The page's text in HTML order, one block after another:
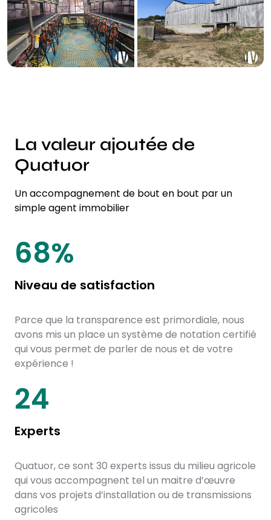
La valeur ajoutée de
Quatuor
Un accompagnement de bout en bout par un
simple agent immobilier
87%
Niveau de satisfaction
Parce que la transparence est primordiale, nous
avons mis un place un système de notation certifié
qui vous permet de parler de nous et de votre
expérience !
30
Experts
Quatuor, ce sont 30 experts issus du milieu agricole
qui vous accompagnent tel un maitre d’œuvre
dans vos projets d’installation ou de transmissions
agricoles